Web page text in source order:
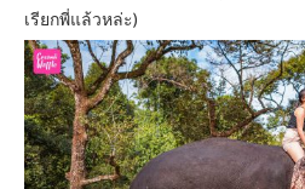
เรียกพี่แล้วหล่ะ)